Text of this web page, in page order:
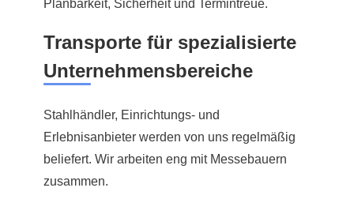
Planbarkeit, Sicherheit und Termintreue.
Transporte für spezialisierte
Unternehmensbereiche
Stahlhändler, Einrichtungs- und
Erlebnisanbieter werden von uns regelmäßig
beliefert. Wir arbeiten eng mit Messebauern
zusammen.